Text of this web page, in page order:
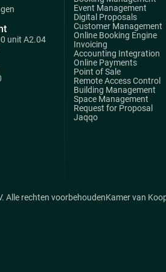
unit A2.04
Event Management
Digital Proposals
Customer Management
Online Booking Engine
Invoicing
Accounting Integration
Online Payments
Point of Sale
Remote Access Control
Building Management
Space Management
Request for Proposal
Jaqqo
Alle rechten voorbehoudenKamer van